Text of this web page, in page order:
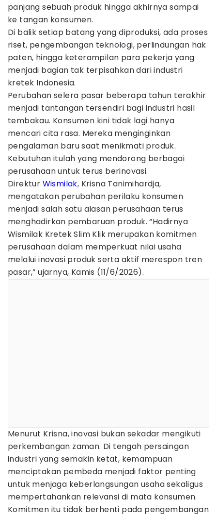
panjang sebuah produk hingga akhirnya sampai
ke tangan konsumen.
Di balik setiap batang yang diproduksi, ada proses
riset, pengembangan teknologi, perlindungan hak
paten, hingga keterampilan para pekerja yang
menjadi bagian tak terpisahkan dari industri
kretek Indonesia.
Perubahan selera pasar beberapa tahun terakhir
menjadi tantangan tersendiri bagi industri hasil
tembakau. Konsumen kini tidak lagi hanya
mencari cita rasa. Mereka menginginkan
pengalaman baru saat menikmati produk.
Kebutuhan itulah yang mendorong berbagai
perusahaan untuk terus berinovasi.
Direktur Wismilak, Krisna Tanimihardja,
mengatakan perubahan perilaku konsumen
menjadi salah satu alasan perusahaan terus
menghadirkan pembaruan produk. “Hadirnya
Wismilak Kretek Slim Klik merupakan komitmen
perusahaan dalam memperkuat nilai usaha
melalui inovasi produk serta aktif merespon tren
pasar,” ujarnya, Kamis (11/6/2026).
Menurut Krisna, inovasi bukan sekadar mengikuti
perkembangan zaman. Di tengah persaingan
industri yang semakin ketat, kemampuan
menciptakan pembeda menjadi faktor penting
untuk menjaga keberlangsungan usaha sekaligus
mempertahankan relevansi di mata konsumen.
Komitmen itu tidak berhenti pada pengembangan